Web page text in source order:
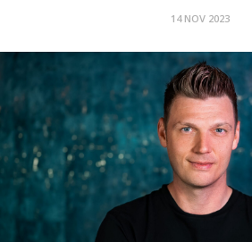
14 NOV 2023